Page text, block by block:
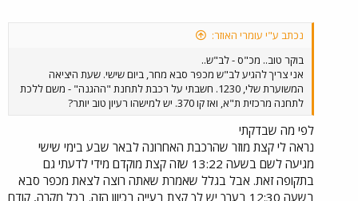
נכתב ע"י עומרי האוזר:
בוקר טוב.. מכ"ס - לב"ש..
אני צריך להגיע לב"ש מכפר סבא מחר, ביום שישי. שעת היציאה
המשוערת שלי, 1230. חשבתי על רכבת לתחנת "ההגנה" - משם ללכת
לתחנה מרכזית ת"א, ואז קו 370. יש למישהו רעיון טוב יותר?
לפי מה שבדקתי
נראה לי קצת מוזר שהרכבת האחרונה לבאר שבע בימי שישי
מגיעה לשם בשעה 13:22 שזה קצת מוקדם מידי לדעתי גם
בתקופה זאת. אבל בגלל שאמרת שאתה רוצה לצאת מכפר סבא
בשעה 12:30 בערך יש לך קצת בעייה בכיוון הזה. בכל מקרה, קודם